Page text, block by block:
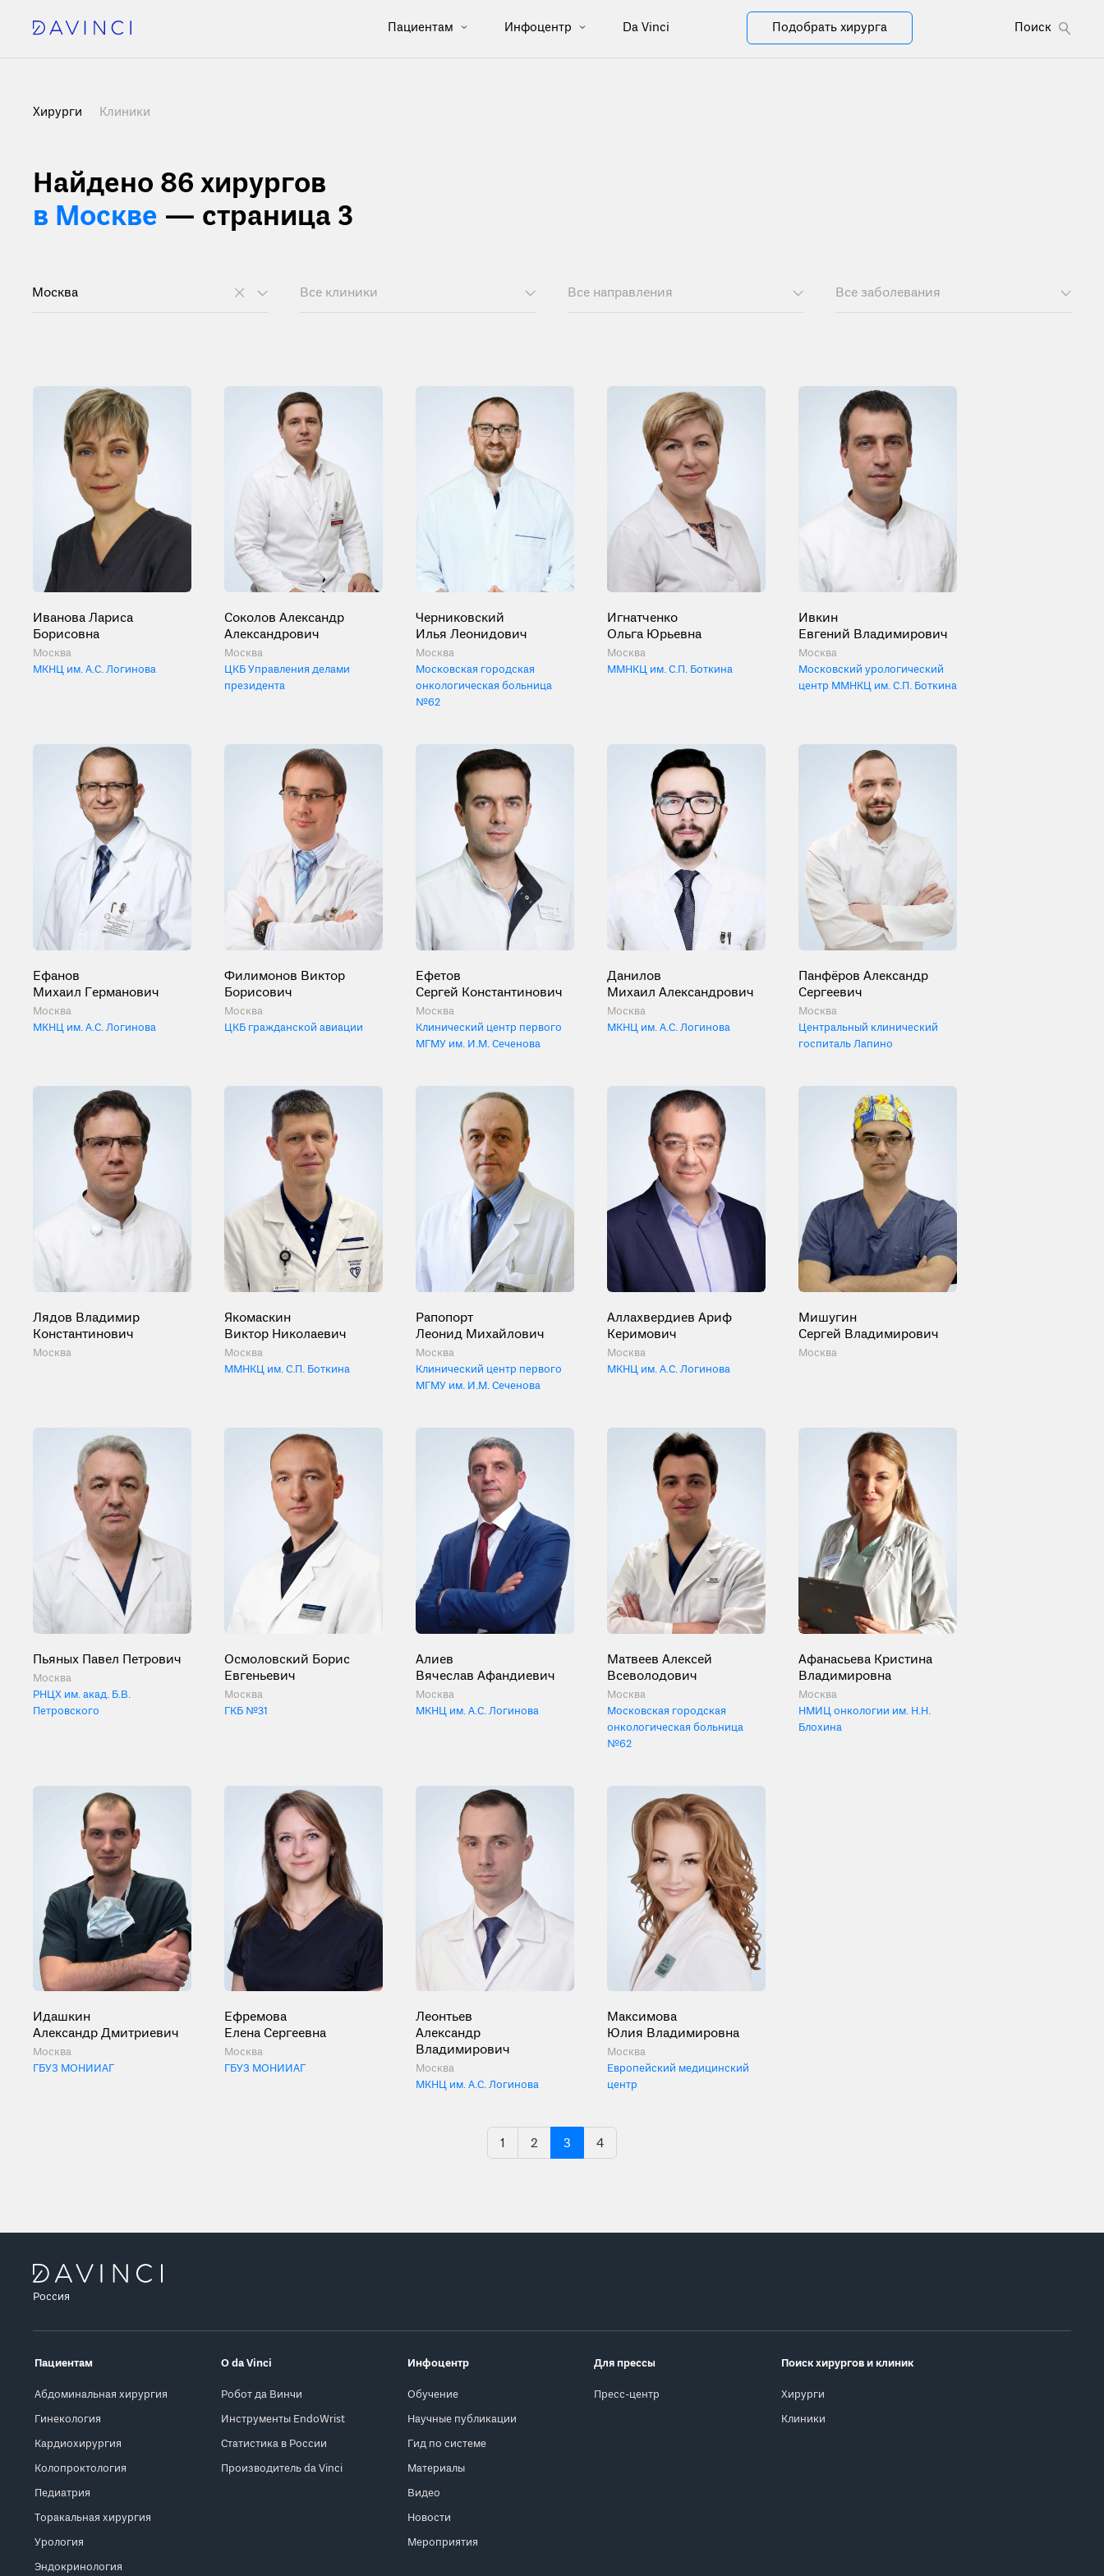
Пациентам Инфоцентр Da Vinci Подобрать хирурга Поиск
Хирурги Клиники
Найдено 86 хирургов
в Москве — страница 3
Москва Все клиники Все направления Все заболевания
Иванова Лариса
Борисовна
Москва
МКНЦ им. А.С. Логинова
Соколов Александр
Александрович
Москва
ЦКБ Управления делами
президента
Черниковский
Илья Леонидович
Москва
Московская городская
онкологическая больница
№62
Игнатченко
Ольга Юрьевна
Москва
ММНКЦ им. С.П. Боткина
Ивкин
Евгений Владимирович
Москва
Московский урологический
центр ММНКЦ им. С.П. Боткина
Ефанов
Михаил Германович
Москва
МКНЦ им. А.С. Логинова
Филимонов Виктор
Борисович
Москва
ЦКБ гражданской авиации
Ефетов
Сергей Константинович
Москва
Клинический центр первого
МГМУ им. И.М. Сеченова
Данилов
Михаил Александрович
Москва
МКНЦ им. А.С. Логинова
Панфёров Александр
Сергеевич
Москва
Центральный клинический
госпиталь Лапино
Лядов Владимир
Константинович
Москва
Якомаскин
Виктор Николаевич
Москва
ММНКЦ им. С.П. Боткина
Рапопорт
Леонид Михайлович
Москва
Клинический центр первого
МГМУ им. И.М. Сеченова
Аллахвердиев Ариф
Керимович
Москва
МКНЦ им. А.С. Логинова
Мишугин
Сергей Владимирович
Москва
Пьяных Павел Петрович
Москва
РНЦХ им. акад. Б.В.
Петровского
Осмоловский Борис
Евгеньевич
Москва
ГКБ №31
Алиев
Вячеслав Афандиевич
Москва
МКНЦ им. А.С. Логинова
Матвеев Алексей
Всеволодович
Москва
Московская городская
онкологическая больница
№62
Афанасьева Кристина
Владимировна
Москва
НМИЦ онкологии им. Н.Н.
Блохина
Идашкин
Александр Дмитриевич
Москва
ГБУЗ МОНИИАГ
Ефремова
Елена Сергеевна
Москва
ГБУЗ МОНИИАГ
Леонтьев
Александр
Владимирович
Москва
МКНЦ им. А.С. Логинова
Максимова
Юлия Владимировна
Москва
Европейский медицинский
центр
1 2 3 4
Россия
Пациентам
Абдоминальная хирургия
Гинекология
Кардиохирургия
Колопроктология
Педиатрия
Торакальная хирургия
Урология
Эндокринология
О da Vinci
Робот да Винчи
Инструменты EndoWrist
Статистика в России
Производитель da Vinci
Инфоцентр
Обучение
Научные публикации
Гид по системе
Материалы
Видео
Новости
Мероприятия
Для прессы
Пресс-центр
Поиск хирургов и клиник
Хирурги
Клиники